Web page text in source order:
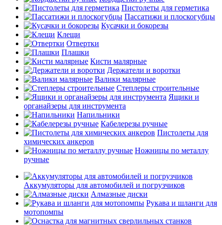
Пистолеты для герметика
Пассатижи и плоскогубцы
Кусачки и бокорезы
Клещи
Отвертки
Плашки
Кисти малярные
Держатели и воротки
Валики малярные
Степлеры строительные
Ящики и
органайзеры для инструмента
Напильники
Кабелерезы ручные
Пистолеты для
химических анкеров
Ножницы по металлу
ручные
Аккумуляторы для автомобилей и погрузчиков
Алмазные диски
Рукава и шланги для
мотопомпы